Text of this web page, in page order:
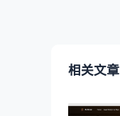
相关文章